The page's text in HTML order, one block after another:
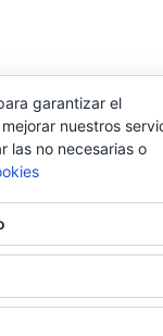
garantizar el
nuestros
las no necesarias o